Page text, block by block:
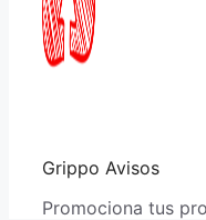
Grippo Avisos
Promociona tus